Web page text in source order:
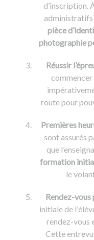
d’inscription.
administratifs
pièce
photographie
Réussir
commencer
route pour
Premières
sont assurés
que
formation
le
Rendez-vous
initiale de
rendez-vous
Cette